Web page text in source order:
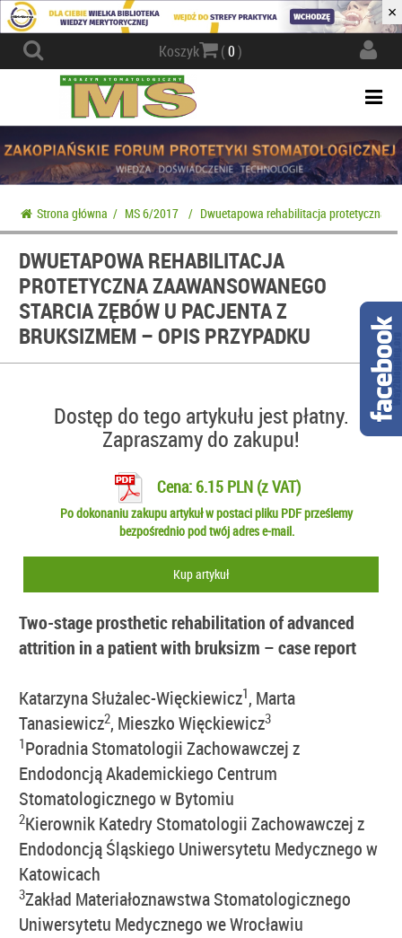
×
Koszyk (0)
Strona główna / MS 6/2017 / Dwuetapowa rehabilitacja protetyczna
DWUETAPOWA REHABILITACJA
PROTETYCZNA ZAAWANSOWANEGO
STARCIA ZĘBÓW U PACJENTA Z
BRUKSIZMEM – OPIS PRZYPADKU
Dostęp do tego artykułu jest płatny.
Zapraszamy do zakupu!
Cena: 6.15 PLN (z VAT)
Po dokonaniu zakupu artykuł w postaci pliku PDF prześlemy
bezpośrednio pod twój adres e-mail.
Kup artykuł
Two-stage prosthetic rehabilitation of advanced
attrition in a patient with bruksizm – case report
Katarzyna Służalec-Więckiewicz1, Marta
Tanasiewicz2, Mieszko Więckiewicz3
1Poradnia Stomatologii Zachowawczej z
Endodoncją Akademickiego Centrum
Stomatologicznego w Bytomiu
2Kierownik Katedry Stomatologii Zachowawczej z
Endodoncją Śląskiego Uniwersytetu Medycznego w
Katowicach
3Zakład Materiałoznawstwa Stomatologicznego
Uniwersytetu Medycznego we Wrocławiu